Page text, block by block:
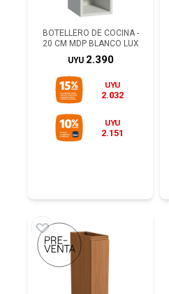
BOTELLERO DE COCINA -
20 CM MDP BLANCO LUX
UYU 2.390
UYU
2.032
UYU
2.151